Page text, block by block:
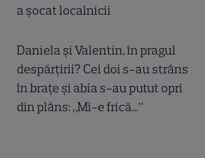
a șocat localnicii
Daniela și Valentin, în pragul
despărțirii? Cei doi s-au strâns
în brațe și abia s-au putut opri
din plâns: „Mi-e frică...”